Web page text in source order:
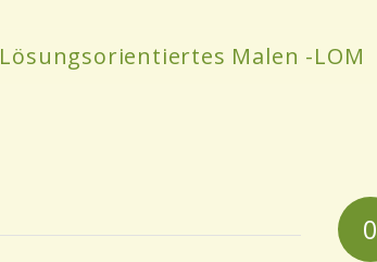
Lösungsorientiertes Malen -LOM
0